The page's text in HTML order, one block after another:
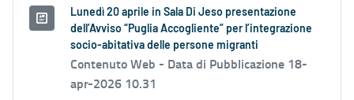
Lunedì 20 aprile in Sala Di Jeso presentazione
dell’Avviso “Puglia Accogliente” per l’integrazione
socio-abitativa delle persone migranti
Contenuto Web - Data di Pubblicazione 18-
apr-2026 10.31